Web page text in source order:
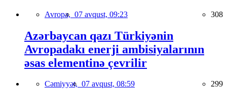
Avropa, 07 avqust, 09:23 308
Azərbaycan qazı Türkiyənin
Avropadakı enerji ambisiyalarının
əsas elementinə çevrilir
Cəmiyyət, 07 avqust, 08:59 299